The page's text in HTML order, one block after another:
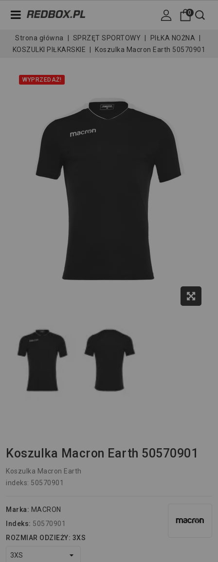
0
Strona główna SPRZĘT SPORTOWY
PIŁKA NOŻNA
KOSZULKI PIŁKARSKIE
Koszulka Macron Earth 50570901
WYPRZEDAŻ!
Koszulka Macron Earth 50570901
Koszulka Macron Earth
indeks: 50570901
Marka: MACRON
Indeks: 50570901
ROZMIAR ODZIEŻY: 3XS